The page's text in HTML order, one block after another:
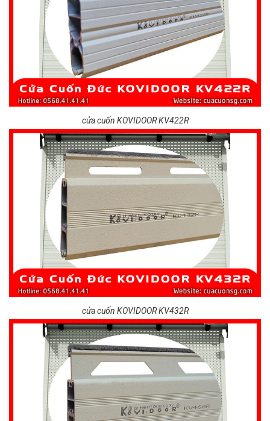
cửa cuốn KOVIDOOR KV422R
cửa cuốn KOVIDOOR KV432R